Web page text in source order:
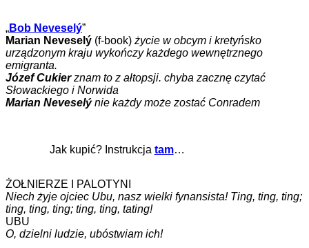
„Bob Neveselý”
Marian Neveselý (f-book) życie w obcym i kretyńsko
urządzonym kraju wykończy każdego wewnętrznego
emigranta.
Józef Cukierznam to z ałtopsji. chyba zacznę czytać
Słowackiego i Norwida
Marian Neveselýnie każdy może zostać Conradem
Jak kupić? Instrukcja tam…
ŻOŁNIERZE I PALOTYNI
Niech żyje ojciec Ubu, nasz wielki fynansista! Ting, ting, ting;
ting, ting, ting; ting, ting, tating!
UBU
O, dzielni ludzie, ubóstwiam ich!